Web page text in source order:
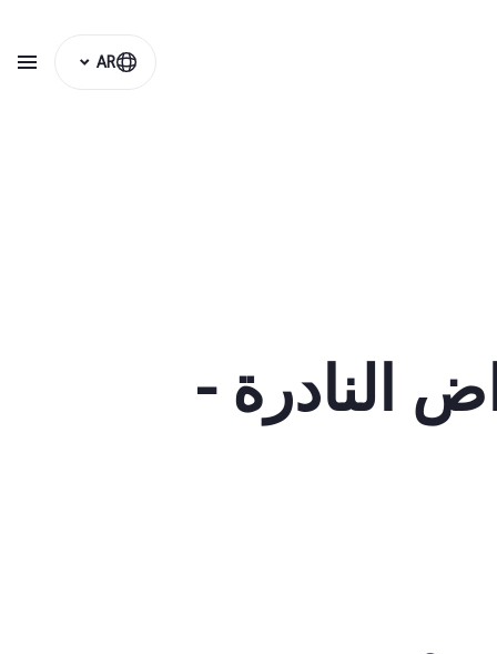
AR
النادرة -